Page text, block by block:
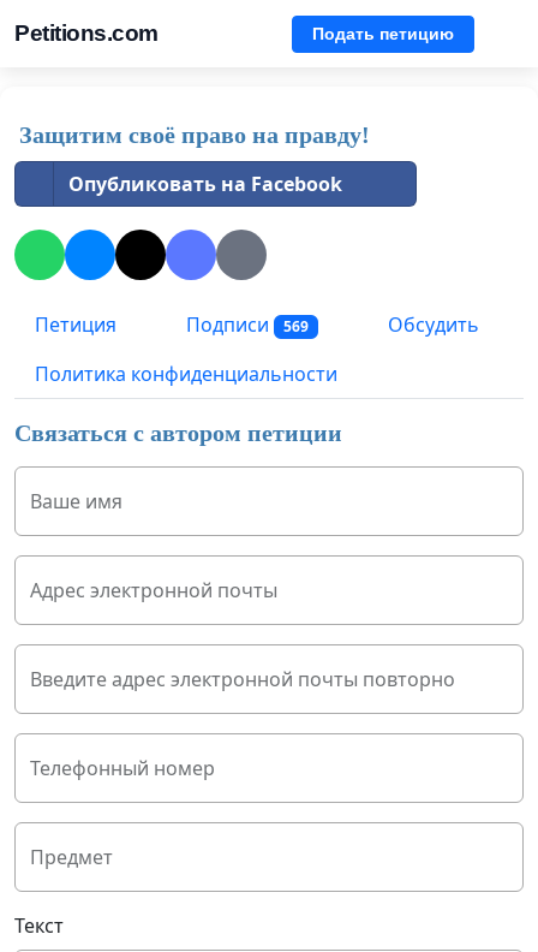
Petitions.com Подать петицию
Защитим своё право на правду!
Опубликовать на Facebook
Петиция Подписи 569
Обсудить
Политика конфиденциальности
Связаться с автором петиции
Ваше имя
Адрес электронной почты
Введите адрес электронной почты повторно
Телефонный номер
Предмет
Текст